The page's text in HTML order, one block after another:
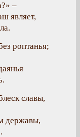
–
являет,
роптанья;
славы,
державы,